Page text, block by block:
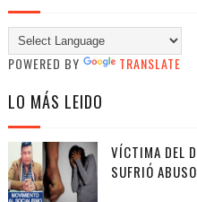
POWERED BY TRANSLATE
LO MÁS LEIDO
VÍCTIMA DEL
SUFRIÓ